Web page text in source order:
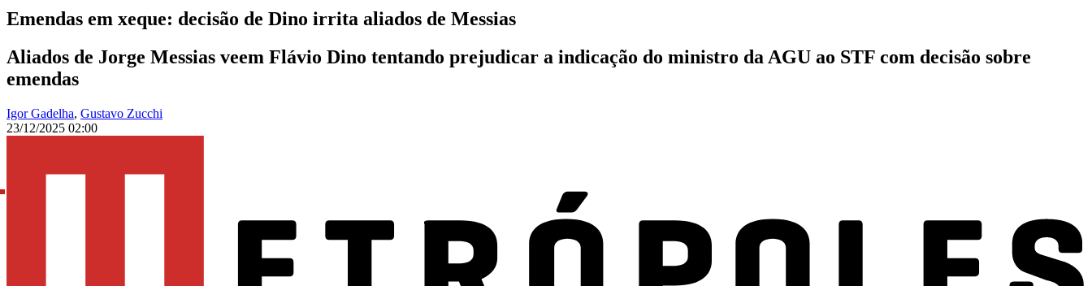
Emendas em xeque: decisão de Dino irrita aliados de Messias
Aliados de Jorge Messias veem Flávio Dino tentando prejudicar a indicação do ministro da AGU ao STF com decisão sobre
emendas
Igor Gadelha, Gustavo Zucchi
23/12/2025 02:00